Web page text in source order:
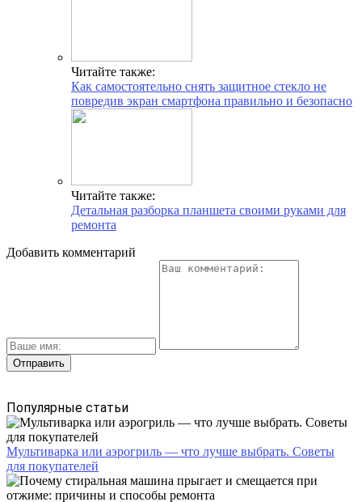
Читайте также:
Как самостоятельно снять защитное стекло не
повредив экран смартфона правильно и безопасно
Читайте также:
Детальная разборка планшета своими руками для
ремонта
Добавить комментарий
Популярные статьи
Мультиварка или аэрогриль — что лучше выбрать. Советы
для покупателей